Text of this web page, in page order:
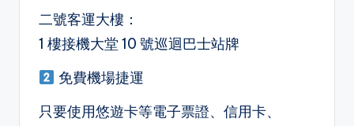
二號客運大樓：
1 樓接機大堂 10 號巡迴巴士站牌
免費機場捷運
只要使用悠遊卡等電子票證、信用卡、